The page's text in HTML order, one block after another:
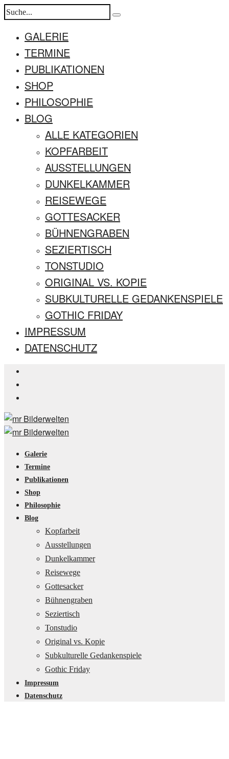
GALERIE
TERMINE
PUBLIKATIONEN
SHOP
PHILOSOPHIE
BLOG
ALLE KATEGORIEN
KOPFARBEIT
AUSSTELLUNGEN
DUNKELKAMMER
REISEWEGE
GOTTESACKER
BÜHNENGRABEN
SEZIERTISCH
TONSTUDIO
ORIGINAL VS. KOPIE
SUBKULTURELLE GEDANKENSPIELE
GOTHIC FRIDAY
IMPRESSUM
DATENSCHUTZ
Galerie
Termine
Publikationen
Shop
Philosophie
Blog
Kopfarbeit
Ausstellungen
Dunkelkammer
Reisewege
Gottesacker
Bühnengraben
Seziertisch
Tonstudio
Original vs. Kopie
Subkulturelle Gedankenspiele
Gothic Friday
Impressum
Datenschutz